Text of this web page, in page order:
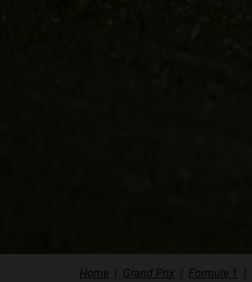
Home Grand Prix Formule 1